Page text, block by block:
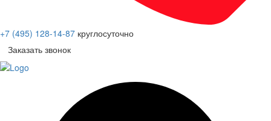
+7 (495) 128-14-87 круглосуточно
Заказать звонок